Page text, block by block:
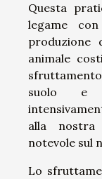
Questa
legame
animale
suolo e
alla nostra
notevole sul
Lo